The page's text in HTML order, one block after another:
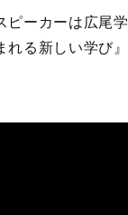
ーカーは広尾
る新しい学び